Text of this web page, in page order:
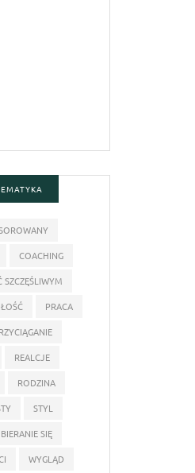
COACHING
SZCZĘŚLIWYM
PRACA
REALCJE
RODZINA
STYL
SIĘ
WYGLĄD